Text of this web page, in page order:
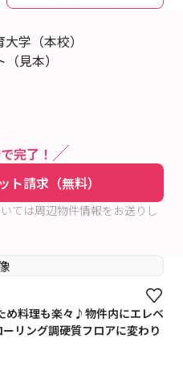
完了！
ト請求（無料）
ては周辺物件情報をお送りし
め料理も楽々♪物件内にエレベ
リング調硬質フロアに変わり